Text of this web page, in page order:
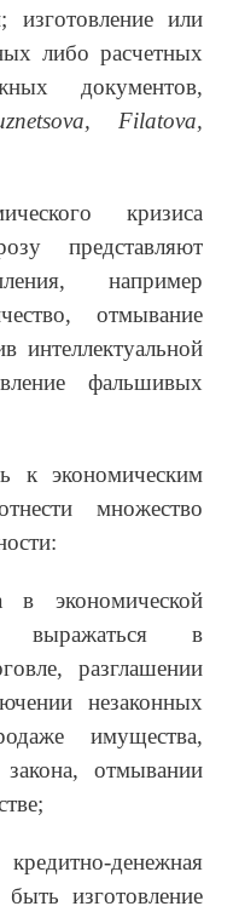
изготовление или
либо расчетных
документов,
Filatova,
кризиса
представляют
например
отмывание
интеллектуальной
фальшивых
к экономическим
множество
в экономической
в
разглашении
незаконных
имущества,
отмывании
денежная
изготовление